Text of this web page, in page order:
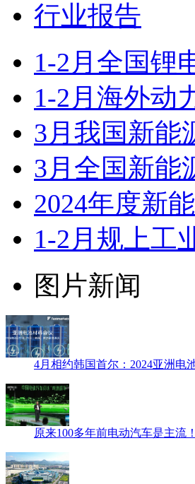
行业报告
1-2月全国锂
1-2月海外动
3月我国新能
3月全国新能
2024年度新
1-2月规上工
图片新闻
4月相约韩国首尔：2024亚洲电
原来100多年前电动汽车是主流